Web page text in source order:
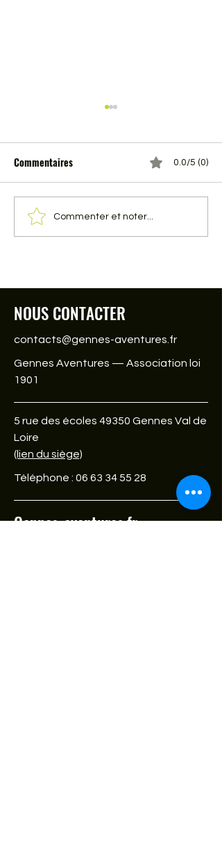
16 fevrier 2014 VTT Gennes
Aventures
Commentaires 0.0/5 (0)
Commenter et noter...
NOUS CONTACTER
contacts@gennes-aventures.fr
Gennes Aventures — Association loi
1901
5 rue des écoles 49350 Gennes Val de
Loire
(lien du siège)
Téléphone : 06 63 34 55 28
Gennes-aventures.fr